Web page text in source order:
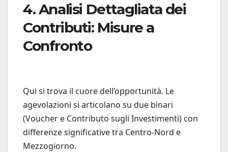
4. Analisi Dettagliata dei
Contributi: Misure a
Confronto
Qui si trova il cuore dell’opportunità. Le
agevolazioni si articolano su due binari
(Voucher e Contributo sugli Investimenti) con
differenze significative tra Centro-Nord e
Mezzogiorno.